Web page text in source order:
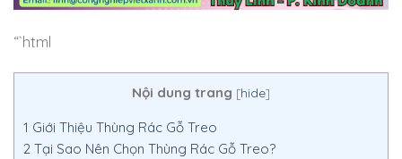
“`html
Nội dung trang [hide]
1 Giới Thiệu Thùng Rác Gỗ Treo
2 Tại Sao Nên Chọn Thùng Rác Gỗ Treo?